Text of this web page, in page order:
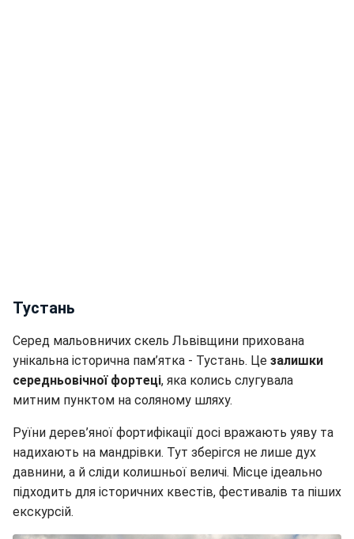
Тустань
Серед мальовничих скель Львівщини прихована
унікальна історична пам’ятка - Тустань. Це залишки
середньовічної фортеці, яка колись слугувала
митним пунктом на соляному шляху.
Руїни дерев’яної фортифікації досі вражають уяву та
надихають на мандрівки. Тут зберігся не лише дух
давнини, а й сліди колишньої величі. Місце ідеально
підходить для історичних квестів, фестивалів та піших
екскурсій.